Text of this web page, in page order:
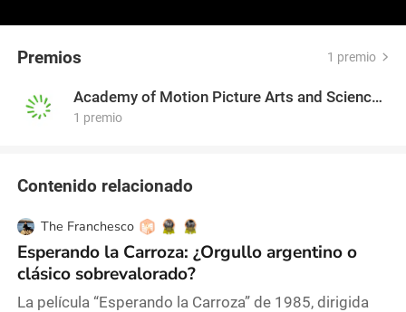
Premios 1 premio
Academy of Motion Picture Arts and Sciences of Argentina
1 premio
Contenido relacionado
The Franchesco
Esperando la Carroza: ¿Orgullo argentino o
clásico sobrevalorado?
La película “Esperando la Carroza” de 1985, dirigida